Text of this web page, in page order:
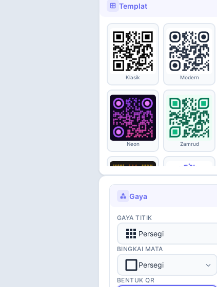
Templat
Klasik Modern
Neon Zamrud
Pindai Saya Promo
Gaya
GAYA TITIK
Persegi
BINGKAI MATA
Persegi
BENTUK QR